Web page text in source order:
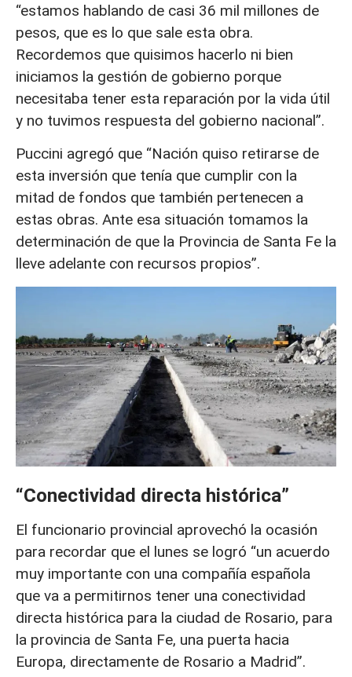
“estamos hablando de casi 36 mil millones de
pesos, que es lo que sale esta obra.
Recordemos que quisimos hacerlo ni bien
iniciamos la gestión de gobierno porque
necesitaba tener esta reparación por la vida útil
y no tuvimos respuesta del gobierno nacional”.
Puccini agregó que “Nación quiso retirarse de
esta inversión que tenía que cumplir con la
mitad de fondos que también pertenecen a
estas obras. Ante esa situación tomamos la
determinación de que la Provincia de Santa Fe la
lleve adelante con recursos propios”.
“Conectividad directa histórica”
El funcionario provincial aprovechó la ocasión
para recordar que el lunes se logró “un acuerdo
muy importante con una compañía española
que va a permitirnos tener una conectividad
directa histórica para la ciudad de Rosario, para
la provincia de Santa Fe, una puerta hacia
Europa, directamente de Rosario a Madrid”.